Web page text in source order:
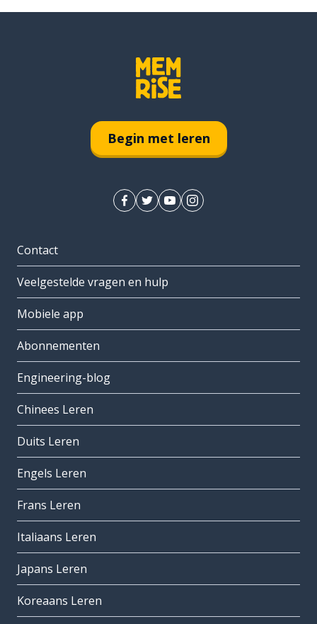
Begin met leren
Contact
Veelgestelde vragen en hulp
Mobiele app
Abonnementen
Engineering-blog
Chinees Leren
Duits Leren
Engels Leren
Frans Leren
Italiaans Leren
Japans Leren
Koreaans Leren